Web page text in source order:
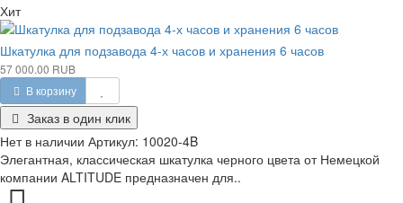
Хит
Шкатулка для подзавода 4-х часов и хранения 6 часов
57 000.00 RUB
В корзину
Заказ в один клик
Нет в наличии Артикул: 10020-4B
Элегантная, классическая шкатулка черного цвета от Немецкой
компании ALTITUDE предназначен для..